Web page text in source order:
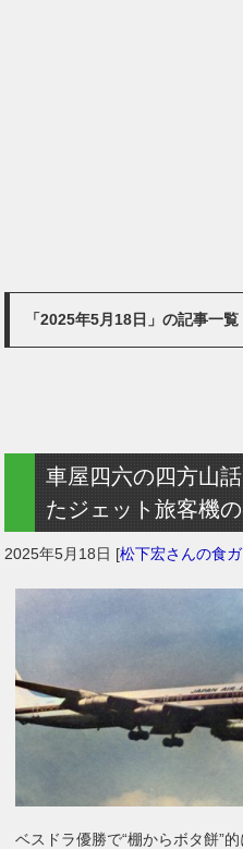
「2025年5月18日」の記事一覧
車屋四六の四方山
たジェット旅客機
2025年5月18日 [松下宏さんの食
ベスドラ優勝で“棚からボタ餅”